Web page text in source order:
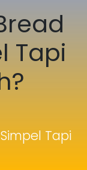
Tapi
Tapi